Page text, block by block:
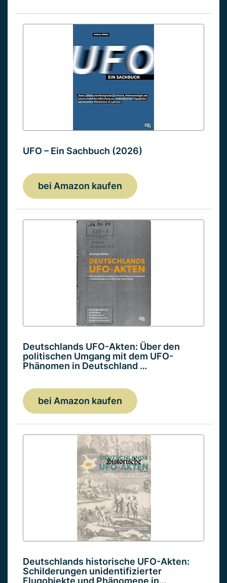
UFO – Ein Sachbuch (2026)
bei Amazon kaufen
Deutschlands UFO-Akten: Über den
politischen Umgang mit dem UFO-
Phänomen in Deutschland …
bei Amazon kaufen
Deutschlands historische UFO-Akten:
Schilderungen unidentifizierter
Flugobjekte und Phänomene in…